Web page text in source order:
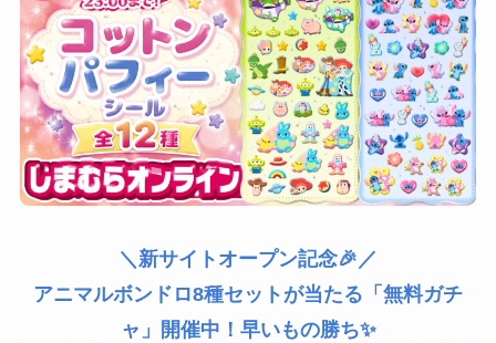
＼新サイトオープン記念🎉／
アニマルボンドロ8種セットが当たる「無料ガチ
ャ」開催中！早いもの勝ち✨